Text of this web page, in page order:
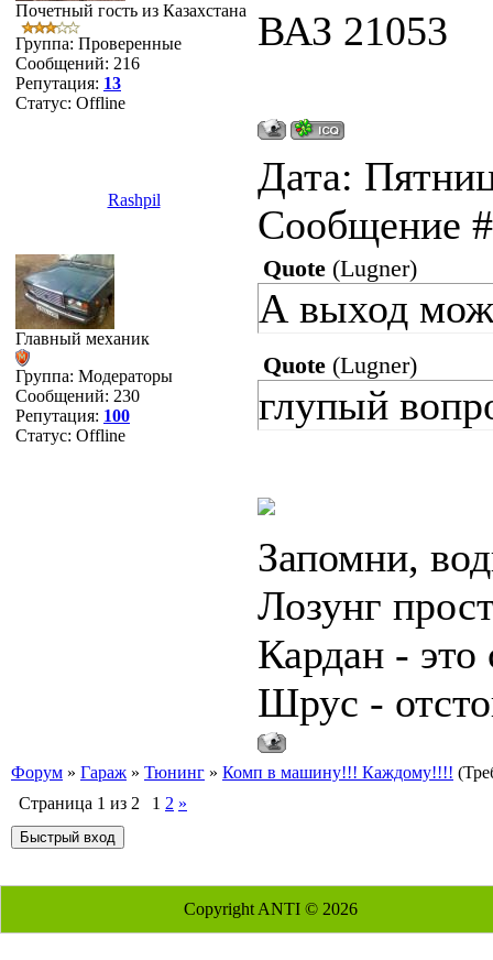
Почетный гость из Казахстана
Группа: Проверенные
Сообщений: 216
Репутация: 13
Статус: Offline
ВАЗ 21053
Rashpil
Дата:
Сообщение
Главный механик
Группа: Модераторы
Сообщений: 230
Репутация: 100
Статус: Offline
Quote (Lugner)
А выход
Quote (Lugner)
глупый
Запомни,
Лозунг
Кардан - это
Шрус -
Форум » Гараж » Тюнинг » Комп в машину!!! Каждому!!!!
Страница 1 из 2 1 2 »
Copyright ANTI © 2026